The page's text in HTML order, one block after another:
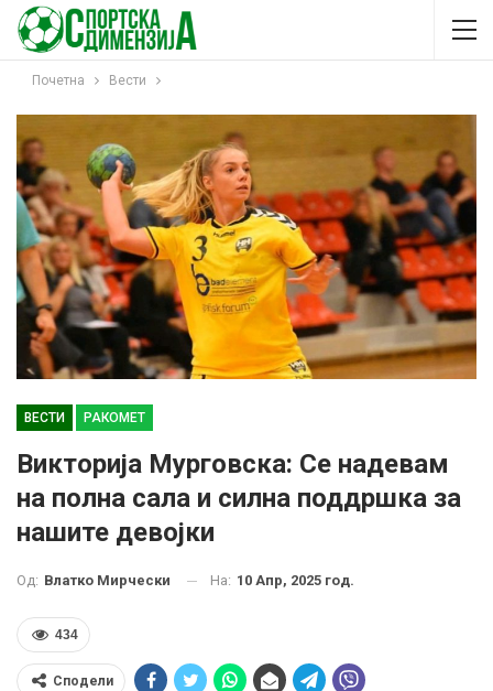
Почетна Вести
ВЕСТИ РАКОМЕТ
Викторија Мурговска: Се надевам
на полна сала и силна поддршка за
нашите девојки
Од: Влатко Мирчески На: 10 Апр, 2025 год.
434
Сподели